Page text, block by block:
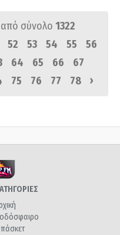
από σύνολο 1322
52 53 54 55
56
64 65 66
67
75 76 77 78 ›